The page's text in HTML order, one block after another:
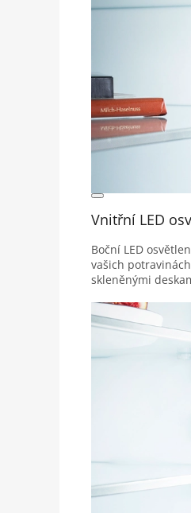
Vnitřní LED
Boční LED
vašich
skleněnými